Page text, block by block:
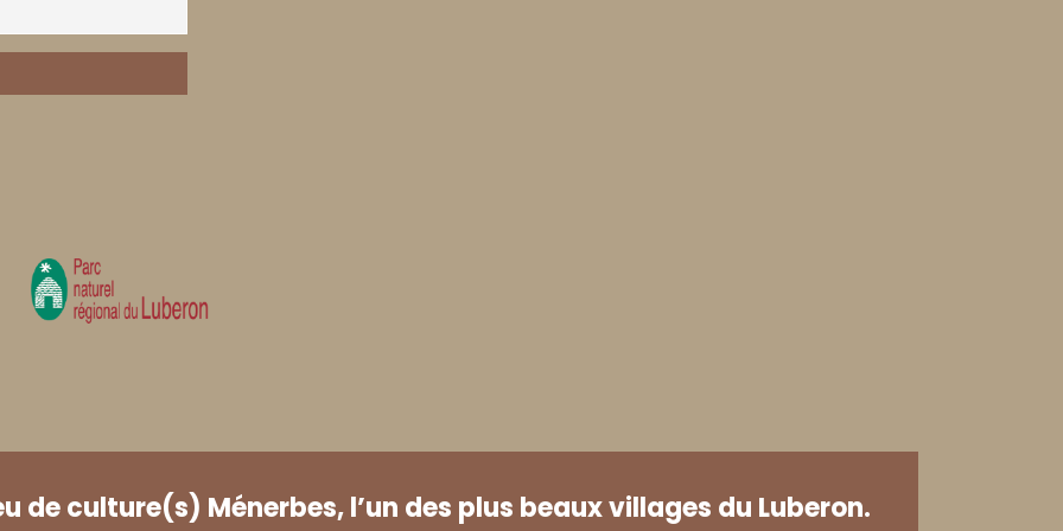
de culture(s) Ménerbes, l’un des plus beaux villages du Luberon.